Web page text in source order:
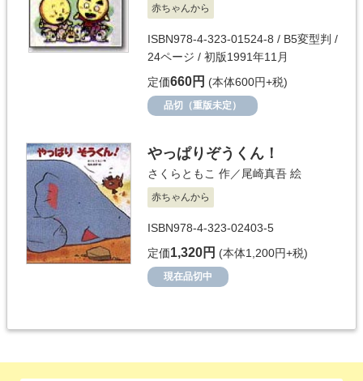
赤ちゃんから
ISBN978-4-323-01524-8 / B5変型判 /
24ページ / 初版1991年11月
定価660円 (本体600円+税)
品切（重版未定）
やっぱりぞうくん！
さくらともこ 作／尾崎真吾 絵
赤ちゃんから
ISBN978-4-323-02403-5
定価1,320円 (本体1,200円+税)
現在品切中